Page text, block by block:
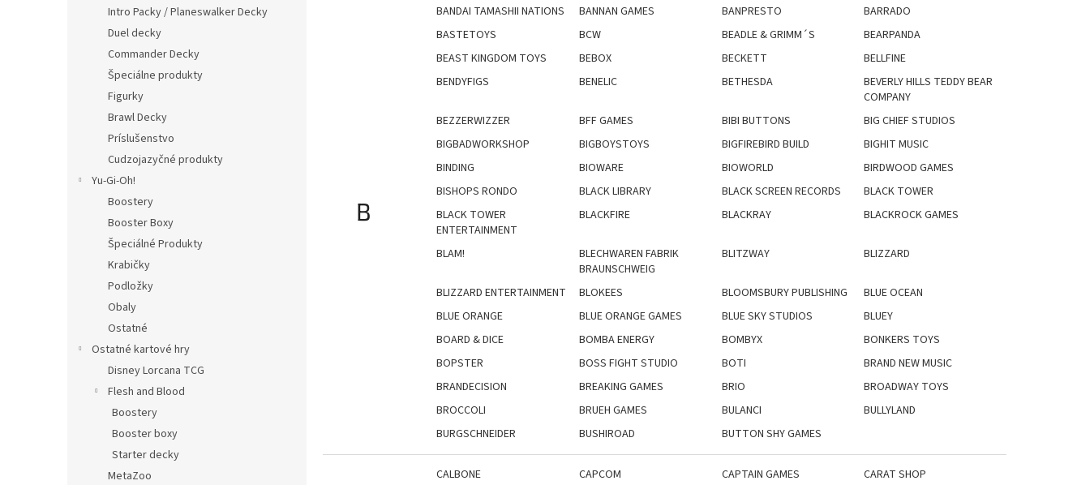
Intro Packy / Planeswalker Decky
Duel decky
Commander Decky
Špeciálne produkty
Figurky
Brawl Decky
Príslušenstvo
Cudzojazyčné produkty
Yu-Gi-Oh!
Boostery
Booster Boxy
Špeciálné Produkty
Krabičky
Podložky
Obaly
Ostatné
Ostatné kartové hry
Disney Lorcana TCG
Flesh and Blood
Boostery
Booster boxy
Starter decky
MetaZoo
B
BANDAI TAMASHII NATIONS
BANNAN GAMES BANPRESTO
BARRADO
BASTETOYS
BCW BEADLE & GRIMM´S
BEARPANDA
BEAST KINGDOM TOYS
BEBOX BECKETT
BELLFINE
BENDYFIGS
BENELIC BETHESDA
BEVERLY HILLS TEDDY BEAR
COMPANY
BEZZERWIZZER
BFF GAMES BIBI BUTTONS
BIG CHIEF STUDIOS
BIGBADWORKSHOP
BIGBOYSTOYS BIGFIREBIRD BUILD
BIGHIT MUSIC
BINDING
BIOWARE BIOWORLD
BIRDWOOD GAMES
BISHOPS RONDO
BLACK LIBRARY BLACK SCREEN RECORDS
BLACK TOWER
BLACK TOWER
ENTERTAINMENT
BLACKFIRE BLACKRAY BLACKROCK GAMES
BLAM!
BLECHWAREN FABRIK
BRAUNSCHWEIG
BLITZWAY BLIZZARD
BLIZZARD ENTERTAINMENT BLOKEES BLOOMSBURY PUBLISHING
BLUE OCEAN
BLUE ORANGE
BLUE ORANGE GAMES BLUE SKY STUDIOS
BLUEY
BOARD & DICE
BOMBA ENERGY BOMBYX
BONKERS TOYS
BOPSTER
BOSS FIGHT STUDIO BOTI
BRAND NEW MUSIC
BRANDECISION
BREAKING GAMES BRIO
BROADWAY TOYS
BROCCOLI
BRUEH GAMES BULANCI
BULLYLAND
BURGSCHNEIDER
BUSHIROAD BUTTON SHY GAMES
CALBONE CAPCOM CAPTAIN GAMES
CARAT SHOP